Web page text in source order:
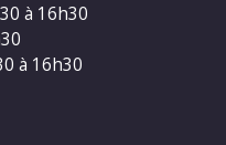
à 16h30
à 16h30